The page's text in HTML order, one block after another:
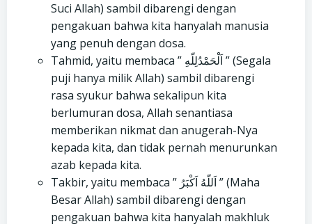
Suci Allah) sambil dibarengi dengan
pengakuan bahwa kita hanyalah manusia
yang penuh dengan dosa.
Tahmid, yaitu membaca ” اَلْحَمْدُلِلّهِ ” (Segala
puji hanya milik Allah) sambil dibarengi
rasa syukur bahwa sekalipun kita
berlumuran dosa, Allah senantiasa
memberikan nikmat dan anugerah-Nya
kepada kita, dan tidak pernah menurunkan
azab kepada kita.
Takbir, yaitu membaca ” اَللّهُ اَكْبَرُ ” (Maha
Besar Allah) sambil dibarengi dengan
pengakuan bahwa kita hanyalah makhluk